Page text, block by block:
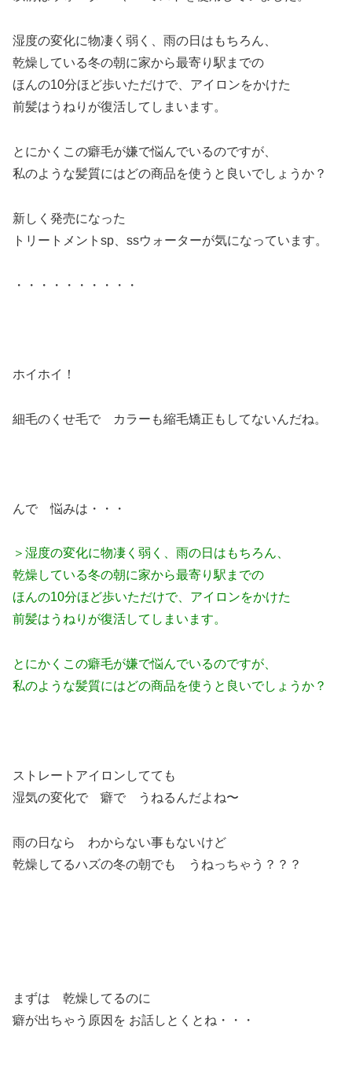
湿度の変化に物凄く弱く、雨の日はもちろん、
乾燥している冬の朝に家から最寄り駅までの
ほんの10分ほど歩いただけで、アイロンをかけた
前髪はうねりが復活してしまいます。
とにかくこの癖毛が嫌で悩んでいるのですが、
私のような髪質にはどの商品を使うと良いでしょうか？
新しく発売になった
トリートメントsp、ssウォーターが気になっています。
・・・・・・・・・・
ホイホイ！
細毛のくせ毛で カラーも縮毛矯正もしてないんだね。
んで 悩みは・・・
＞湿度の変化に物凄く弱く、雨の日はもちろん、
乾燥している冬の朝に家から最寄り駅までの
ほんの10分ほど歩いただけで、アイロンをかけた
前髪はうねりが復活してしまいます。
とにかくこの癖毛が嫌で悩んでいるのですが、
私のような髪質にはどの商品を使うと良いでしょうか？
ストレートアイロンしてても
湿気の変化で 癖で うねるんだよね〜
雨の日なら わからない事もないけど
乾燥してるハズの冬の朝でも うねっちゃう？？？
まずは 乾燥してるのに
癖が出ちゃう原因を お話しとくとね・・・